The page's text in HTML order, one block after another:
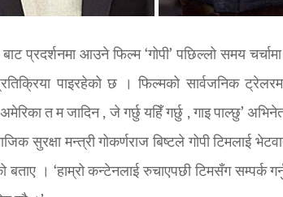
प्रदर्शनमा आउने फिल्म ‘गोपी’ पछिल्लो समय
पाइरहेको छ । फिल्मको सार्वजनिक
त म जादिन , जे गर्छु यहिँ गर्छु , गाइ पाल्छु’
सुरक्षा मन्त्री गोकर्णराज बिष्टले गोपी टिमलाई
बताए । ‘हाम्रो कन्टेनलाई रुचाएपछी टिमसँग